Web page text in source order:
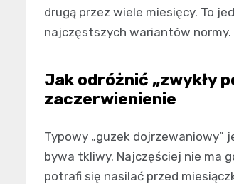
drugą przez wiele miesięcy. To
najczęstszych wariantów normy.
Jak odróżnić „zwykły
zaczerwienienie
Typowy „guzek dojrzewaniowy”
bywa tkliwy. Najczęściej nie ma
potrafi się nasilać przed